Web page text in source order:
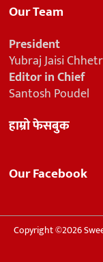
Our Team
President
Yubraj Jaisi
Editor in Chief
Santosh Poudel
हाम्रो फेसबुक
Our Facebook
Copyright ©2026